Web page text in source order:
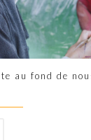
au fond de